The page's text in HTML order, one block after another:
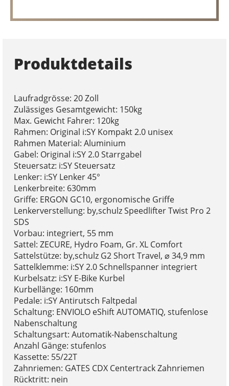
Produktdetails
Laufradgrösse: 20 Zoll
Zulässiges Gesamtgewicht: 150kg
Max. Gewicht Fahrer: 120kg
Rahmen: Original i:SY Kompakt 2.0 unisex
Rahmen Material: Aluminium
Gabel: Original i:SY 2.0 Starrgabel
Steuersatz: i:SY Steuersatz
Lenker: i:SY Lenker 45°
Lenkerbreite: 630mm
Griffe: ERGON GC10, ergonomische Griffe
Lenkerverstellung: by,schulz Speedlifter Twist Pro 2
SDS
Vorbau: integriert, 55 mm
Sattel: ZECURE, Hydro Foam, Gr. XL Comfort
Sattelstütze: by,schulz G2 Short Travel, ⌀ 34,9 mm
Sattelklemme: i:SY 2.0 Schnellspanner integriert
Kurbelsatz: i:SY E-Bike Kurbel
Kurbellänge: 160mm
Pedale: i:SY Antirutsch Faltpedal
Schaltung: ENVIOLO eShift AUTOMATIQ, stufenlose
Nabenschaltung
Schaltungsart: Automatik-Nabenschaltung
Anzahl Gänge: stufenlos
Kassette: 55/22T
Zahnriemen: GATES CDX Centertrack Zahnriemen
Rücktritt: nein